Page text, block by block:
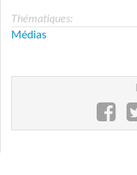
Thématiques:
Médias